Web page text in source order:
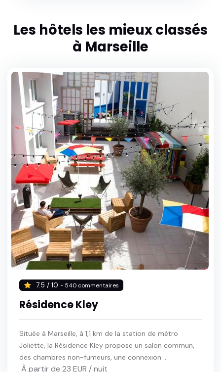
Les hôtels les mieux classés
à Marseille
7.5 / 10 - 540 commentaires
Résidence Kley
Située à Marseille, à 1,1 km de la station de métro
Joliette, la Résidence Kley propose un salon commun,
des chambres non-fumeurs, une connexion ...
À partir de 23 EUR / nuit